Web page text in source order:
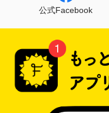
公式Facebook